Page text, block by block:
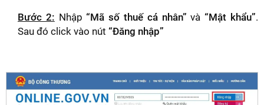
Bước 2: Nhập “Mã số thuế cá nhân” và “Mật khẩu”.
Sau đó click vào nút “Đăng nhập”